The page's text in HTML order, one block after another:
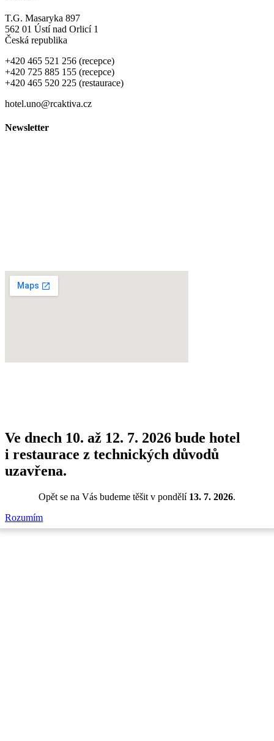
T.G. Masaryka 897
562 01 Ústí nad Orlicí 1
Česká republika
+420 465 521 256 (recepce)
+420 725 885 155 (recepce)
+420 465 520 225 (restaurace)
hotel.uno@rcaktiva.cz
Newsletter
Ve dnech 10. až 12. 7. 2026 bude hotel
i restaurace z technických důvodů
uzavřena.
Opět se na Vás budeme těšit v pondělí 13. 7. 2026.
Rozumím